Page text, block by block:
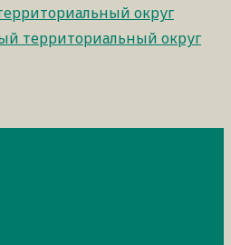
округ
территориальный округ